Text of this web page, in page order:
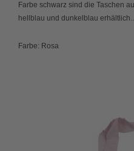
Farbe schwarz sind die Taschen
hellblau und dunkelblau
Farbe: Rosa